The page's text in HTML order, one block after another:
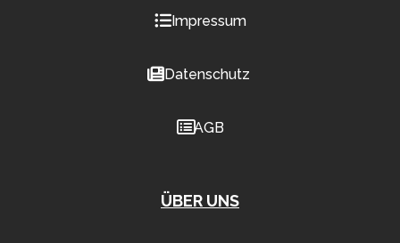
Impressum
Datenschutz
AGB
ÜBER UNS